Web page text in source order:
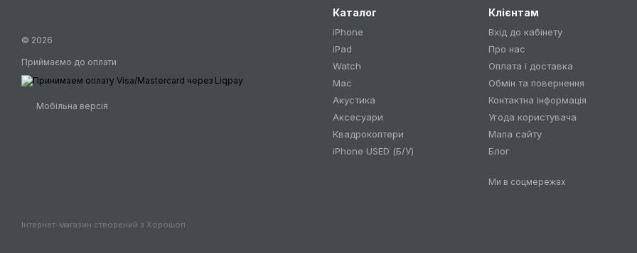
© 2026
Приймаємо до оплати
Мобільна версія
Інтернет-магазин створений з Хорошоп
Каталог
iPhone
iPad
Watch
Mac
Акустика
Аксесуари
Квадрокоптери
iPhone USED (Б/У)
Клієнтам
Вхід до кабінету
Про нас
Оплата і доставка
Обмін та повернення
Контактна інформація
Угода користувача
Мапа сайту
Блог
Ми в соцмережах